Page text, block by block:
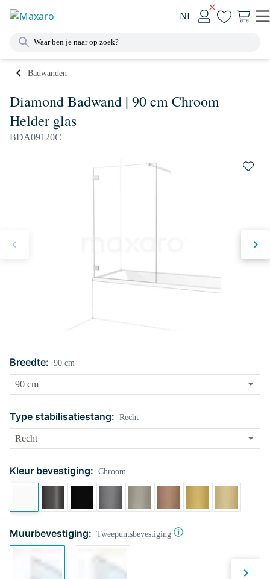
NL
Badwanden
Diamond Badwand | 90 cm Chroom
Helder glas
BDA09120C
Breedte: 90 cm
Type stabilisatiestang: Recht
Kleur bevestiging: Chroom
Muurbevestiging: Tweepuntsbevestiging